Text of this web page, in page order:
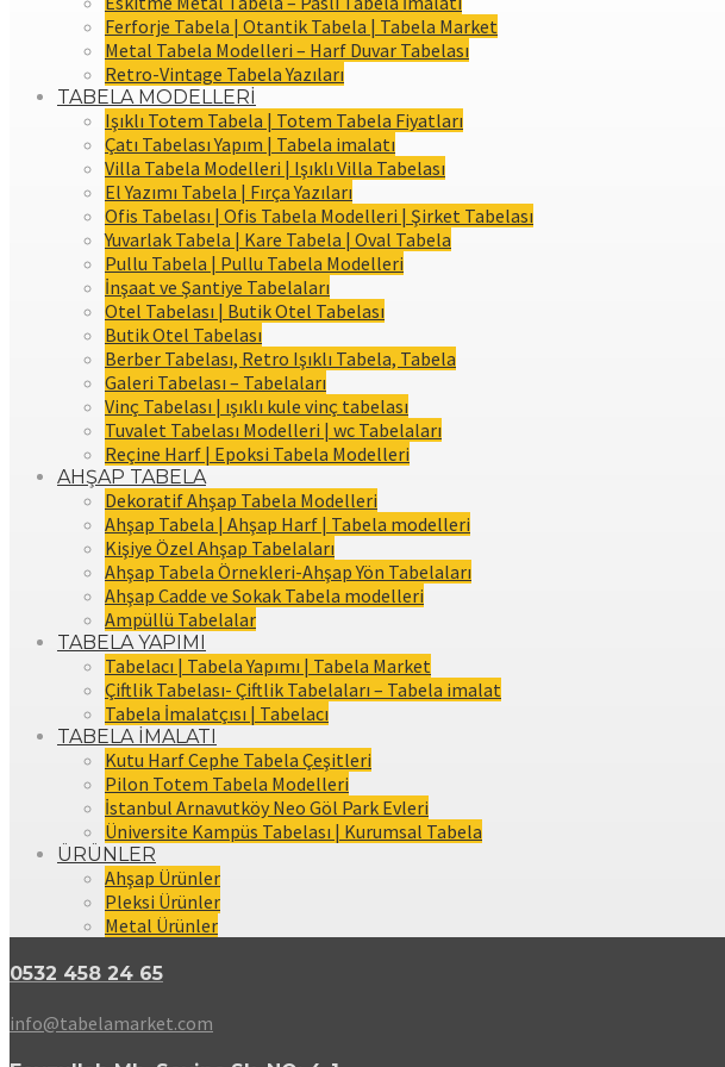
Ferforje Tabela | Otantik Tabela | Tabela Market
Metal Tabela Modelleri – Harf Duvar Tabelası
Retro-Vintage Tabela Yazıları
TABELA MODELLERİ
Işıklı Totem Tabela | Totem Tabela Fiyatları
Çatı Tabelası Yapım | Tabela imalatı
Villa Tabela Modelleri | Işıklı Villa Tabelası
El Yazımı Tabela | Fırça Yazıları
Ofis Tabelası | Ofis Tabela Modelleri | Şirket Tabelası
Yuvarlak Tabela | Kare Tabela | Oval Tabela
Pullu Tabela | Pullu Tabela Modelleri
İnşaat ve Şantiye Tabelaları
Otel Tabelası | Butik Otel Tabelası
Butik Otel Tabelası
Berber Tabelası, Retro Işıklı Tabela, Tabela
Galeri Tabelası – Tabelaları
Vinç Tabelası | ışıklı kule vinç tabelası
Tuvalet Tabelası Modelleri | wc Tabelaları
Reçine Harf | Epoksi Tabela Modelleri
AHŞAP TABELA
Dekoratif Ahşap Tabela Modelleri
Ahşap Tabela | Ahşap Harf | Tabela modelleri
Kişiye Özel Ahşap Tabelaları
Ahşap Tabela Örnekleri-Ahşap Yön Tabelaları
Ahşap Cadde ve Sokak Tabela modelleri
Ampüllü Tabelalar
TABELA YAPIMI
Tabelacı | Tabela Yapımı | Tabela Market
Çiftlik Tabelası- Çiftlik Tabelaları – Tabela imalat
Tabela İmalatçısı | Tabelacı
TABELA İMALATI
Kutu Harf Cephe Tabela Çeşitleri
Pilon Totem Tabela Modelleri
İstanbul Arnavutköy Neo Göl Park Evleri
Üniversite Kampüs Tabelası | Kurumsal Tabela
ÜRÜNLER
Ahşap Ürünler
Pleksi Ürünler
Metal Ürünler
0532 458 24 65
info@tabelamarket.com